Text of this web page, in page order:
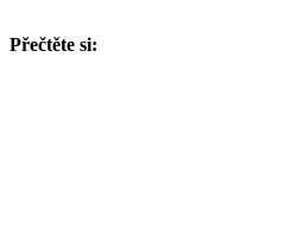
Přečtěte si: